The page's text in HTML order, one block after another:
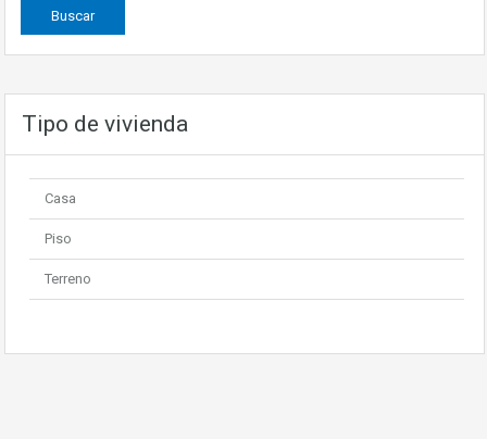
Tipo de vivienda
Casa
Piso
Terreno